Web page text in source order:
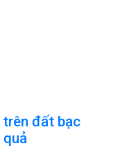
trên đất bạc